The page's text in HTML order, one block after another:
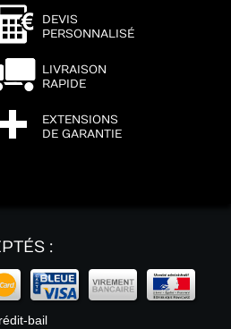
DEVIS
PERSONNALISÉ
LIVRAISON
RAPIDE
EXTENSIONS
DE GARANTIE
:
bail